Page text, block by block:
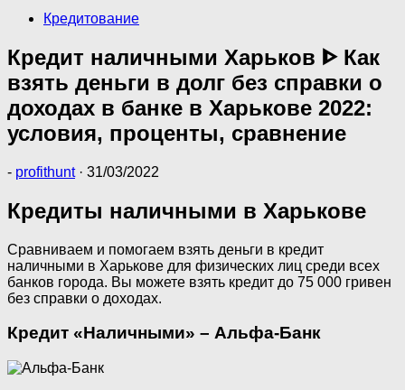
Кредитование
Кредит наличными Харьков ᐈ Как
взять деньги в долг без справки о
доходах в банке в Харькове 2022:
условия, проценты, сравнение
- profithunt · 31/03/2022
Кредиты наличными в Харькове
Сравниваем и помогаем взять деньги в кредит
наличными в Харькове для физических лиц среди всех
банков города. Вы можете взять кредит до 75 000 гривен
без справки о доходах.
Кредит «Наличными» – Альфа-Банк